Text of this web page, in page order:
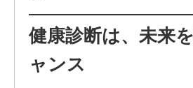
健康診断は、未来
ャンス